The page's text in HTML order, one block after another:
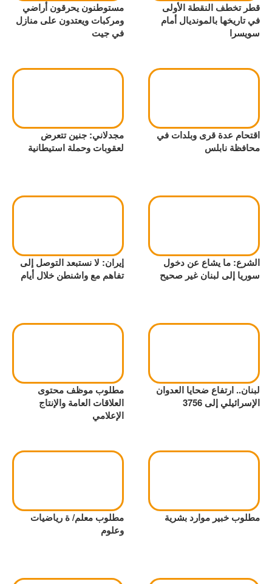
قطر تخطف النقطة الأولى
في تاريخها بالمونديال أمام
سويسرا
مستوطنون يحرقون أراضي
ومركبات ويعتدون على منازل
في جيت
اقتحام عدة قرى وبلدات في
محافظة نابلس
مجدلاني: جنين تتعرض
لعقوبات وحملة استيطانية
الشرع: ما يشاع عن دخول
سوريا إلى لبنان غير صحيح
إيران: لا نستبعد التوصل إلى
تفاهم مع واشنطن خلال أيام
لبنان.. ارتفاع ضحايا العدوان
الإسرائيلي إلى 3756
مطلوب موظف محتوى
العلاقات العامة والإنتاج
الإعلامي
مطلوب خبير موارد بشرية
مطلوب معلم/ ة رياضيات
وعلوم